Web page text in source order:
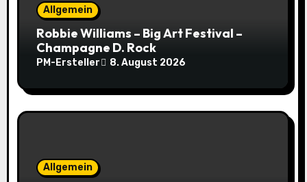
Allgemein
Robbie Williams – Big Art Festival –
Champagne D. Rock
PM-Ersteller 8. August 2026
Allgemein